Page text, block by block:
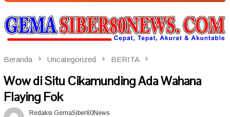
Beranda Uncategorized BERITA
Wow di Situ Cikamunding Ada Wahana
Flaying Fok
Redaksi GemaSiber80News